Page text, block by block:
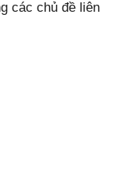
các chủ đề liên